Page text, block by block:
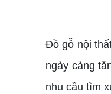
Đồ gỗ nội
ngày càng
nhu cầu tìm